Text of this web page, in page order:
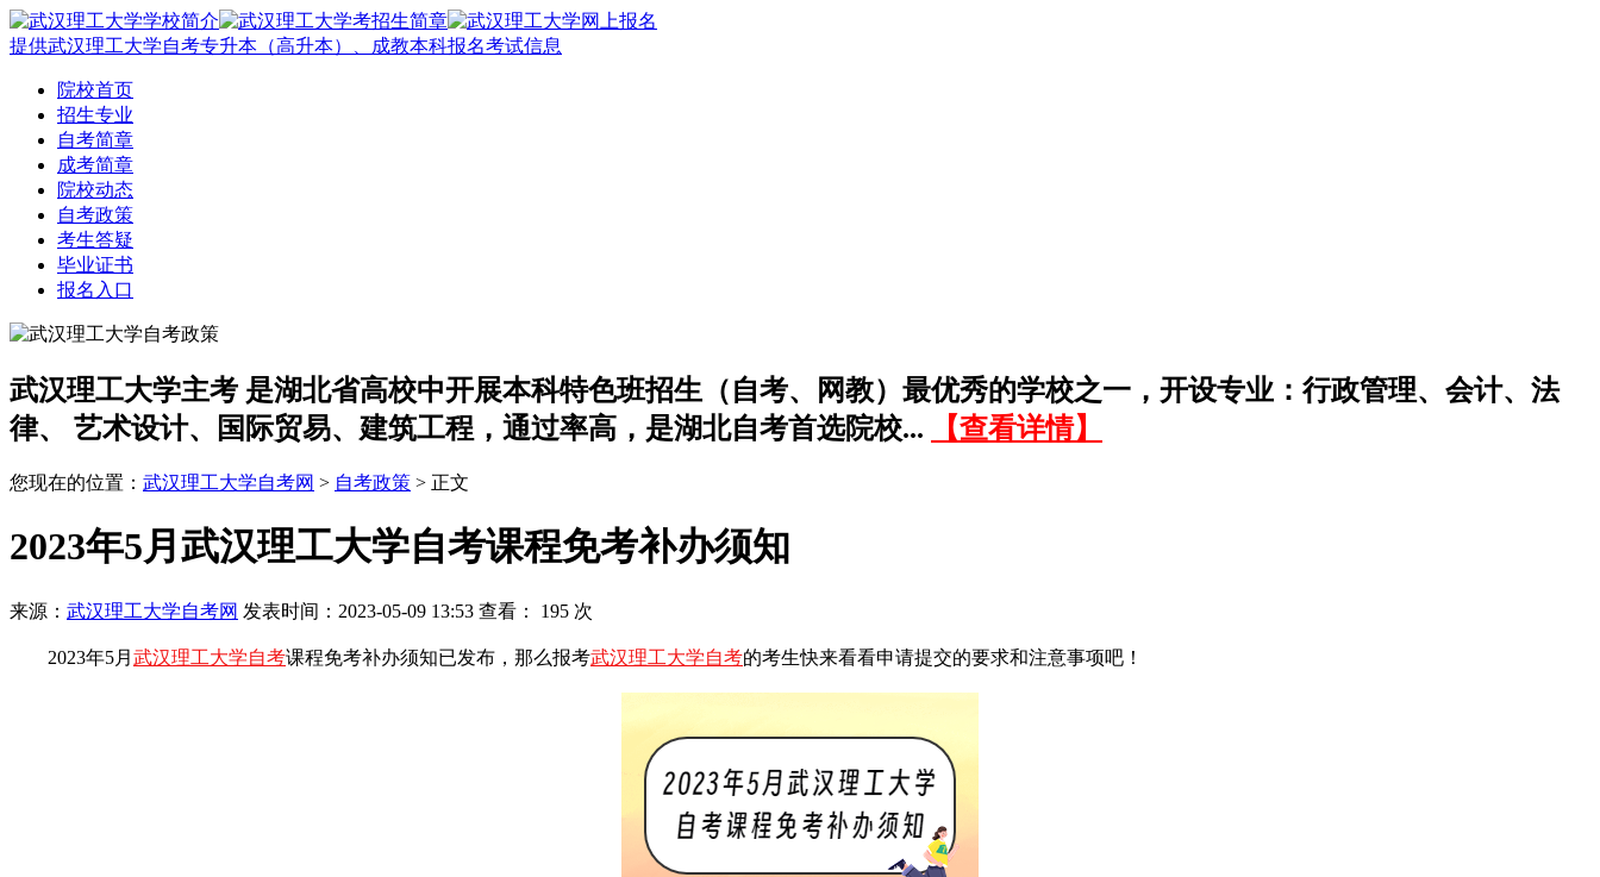
提供武汉理工大学自考专升本（高升本）、成教本科报名考试信息
院校首页
招生专业
自考简章
成考简章
院校动态
自考政策
考生答疑
毕业证书
报名入口
武汉理工大学主考 是湖北省高校中开展本科特色班招生（自考、网教）最优秀的学校之一，开设专业：行政管理、会计、法
律、 艺术设计、国际贸易、建筑工程，通过率高，是湖北自考首选院校...
【查看详情】
您现在的位置： 武汉理工大学自考网 > 自考政策 > 正文
2023年5月武汉理工大学自考课程免考补办须知
来源： 武汉理工大学自考网 发表时间：2023-05-09 13:53 查看： 195 次
2023年5月 武汉理工大学自考课程免考补办须知已发布，那么报考武汉理工大学自考的考生快来看看申请提交的要求和注意事项吧！